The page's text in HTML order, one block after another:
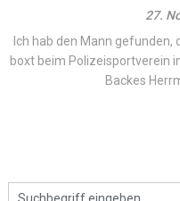
27.
Ich hab den Mann gefunden,
boxt beim Polizeisportverein
Backes